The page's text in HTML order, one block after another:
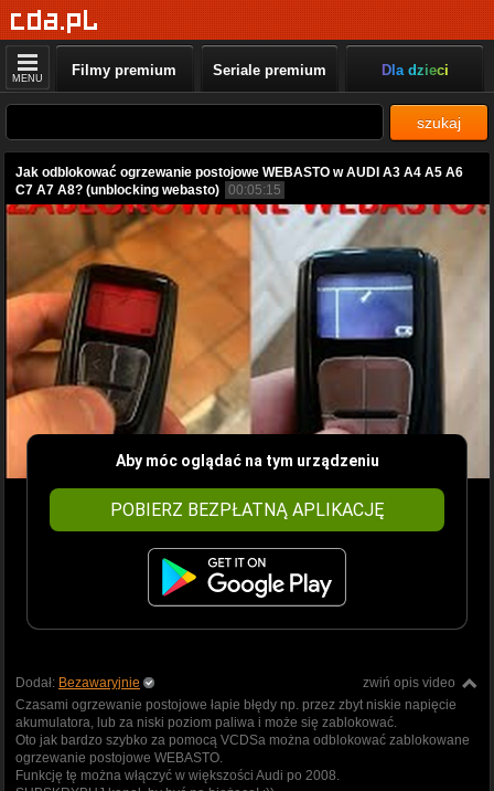
MENU Filmy premium Seriale premium Dla dzieci
szukaj
Jak odblokować ogrzewanie postojowe WEBASTO w AUDI A3 A4 A5 A6
C7 A7 A8? (unblocking webasto) 00:05:15
Aby móc oglądać na tym urządzeniu
POBIERZ BEZPŁATNĄ APLIKACJĘ
zwiń opis video
Dodał: Bezawaryjnie
Czasami ogrzewanie postojowe łapie błędy np. przez zbyt niskie napięcie
akumulatora, lub za niski poziom paliwa i może się zablokować.
Oto jak bardzo szybko za pomocą VCDSa można odblokować zablokowane
ogrzewanie postojowe WEBASTO.
Funkcję tę można włączyć w większości Audi po 2008.